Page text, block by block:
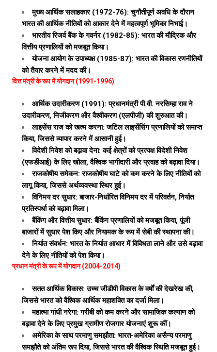
मुख्य आर्थिक सलाहकार (1972-76): चुनौतीपूर्ण अवधि के दौरान
भारत की आर्थिक नीतियों को आकार देने में महत्वपूर्ण भूमिका निभाई।
भारतीय रिजर्व बैंक के गवर्नर (1982-85): भारत की मौद्रिक और
वित्तीय प्रणालियों को मजबूत किया।
योजना आयोग के उपाध्यक्ष (1985-87): भारत की विकास रणनीतियों
को तैयार करने में मदद की।
वित्त मंत्री के रूप में योगदान (1991-1996)
आर्थिक उदारीकरण (1991): प्रधानमंत्री पी.वी. नरसिम्हा राव ने
उदारीकरण, निजीकरण और वैश्वीकरण (एलपीजी) की शुरुआत की।
लाइसेंस राज को खत्म करना: जटिल लाइसेंसिंग प्रणालियों को समाप्त
किया, जिससे व्यापार करने में आसानी हुई।
विदेशी निवेश को बढ़ावा देना: कई क्षेत्रों को प्रत्यक्ष विदेशी निवेश
(एफडीआई) के लिए खोला, वैश्विक भागीदारी और प्रवाह को बढ़ावा दिया।
राजकोषीय समेकन: राजकोषीय घाटे को कम करने के लिए नीतियों को
लागू किया, जिससे अर्थव्यवस्था स्थिर हुई।
विनिमय दर सुधार: बाजार-निर्धारित विनिमय दर में परिवर्तन, निर्यात
प्रतिस्पर्धा को बढ़ावा मिला।
बैंकिंग और वित्तीय सुधार: बैंकिंग प्रणालियों को मजबूत किया, पूंजी
बाजारों में सुधार पेश किए और नियामक के रूप में सेबी की स्थापना की।
निर्यात संवर्धन: भारत के निर्यात आधार में विविधता लाने और उसे बढ़ावा
देने के लिए नीतियों को पेश किया।
प्रधान मंत्री के रूप में योगदान (2004-2014)
सतत आर्थिक विकास: उच्च जीडीपी विकास के वर्षों की देखरेख की,
जिससे भारत को वैश्विक आर्थिक महाशक्ति का दर्जा मिला।
महात्मा गांधी नरेगा: गरीबी को कम करने और सामाजिक कल्याण को
बढ़ावा देने के लिए प्रमुख ग्रामीण रोजगार योजनाएं शुरू कीं।
अमेरिका के साथ परमाणु समझौता: भारत-अमेरिका असैन्य परमाणु
समझौते को अंतिम रूप दिया, जिससे भारत की वैश्विक स्थिति मजबूत हुई।